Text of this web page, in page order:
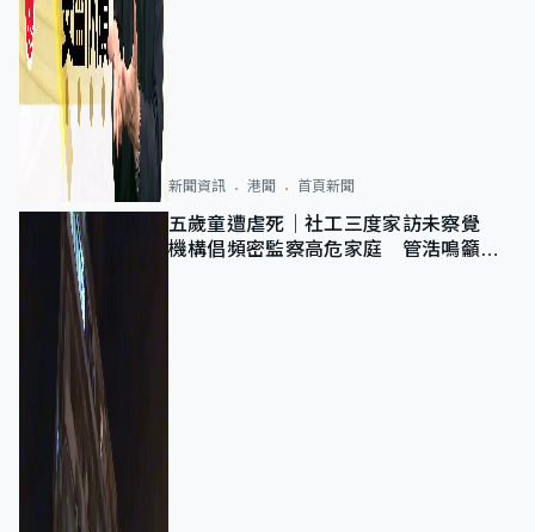
新聞資訊 港聞 首頁新聞
五歲童遭虐死｜社工三度家訪未察覺
機構倡頻密監察高危家庭 管浩鳴籲加